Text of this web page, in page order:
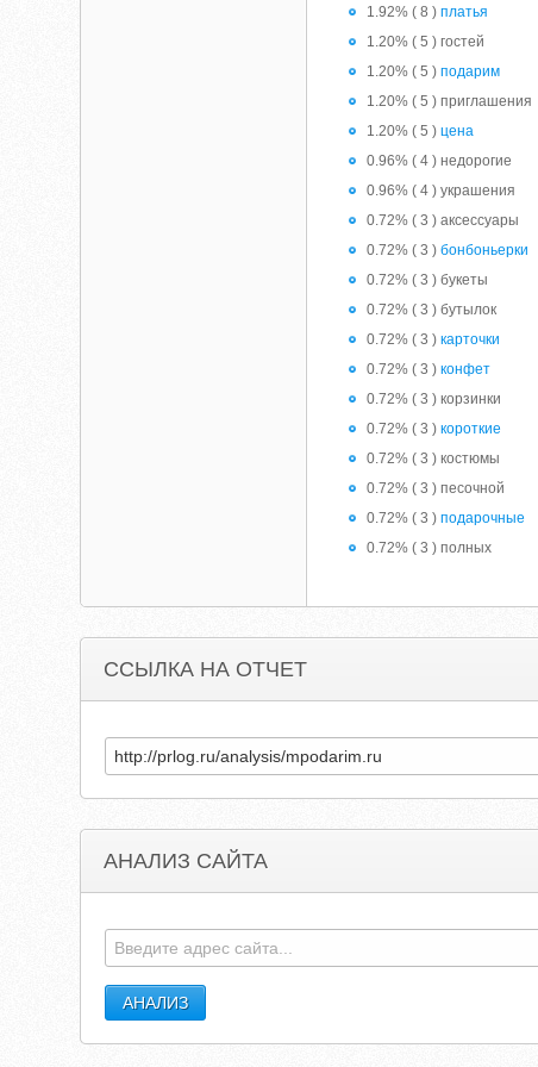
1.92% ( 8 )платья
1.20% ( 5 ) гостей
1.20% ( 5 )подарим
1.20% ( 5 ) приглашения
1.20% ( 5 )цена
0.96% ( 4 ) недорогие
0.96% ( 4 ) украшения
0.72% ( 3 ) аксессуары
0.72% ( 3 )бонбоньерки
0.72% ( 3 ) букеты
0.72% ( 3 ) бутылок
0.72% ( 3 )карточки
0.72% ( 3 )конфет
0.72% ( 3 ) корзинки
0.72% ( 3 )короткие
0.72% ( 3 ) костюмы
0.72% ( 3 ) песочной
0.72% ( 3 )подарочные
0.72% ( 3 ) полных
ССЫЛКА НА ОТЧЕТ
АНАЛИЗ САЙТА